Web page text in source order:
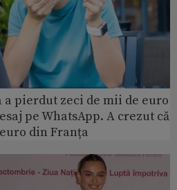
a pierdut zeci de mii de euro
pe WhatsApp. A crezut că
din Franța